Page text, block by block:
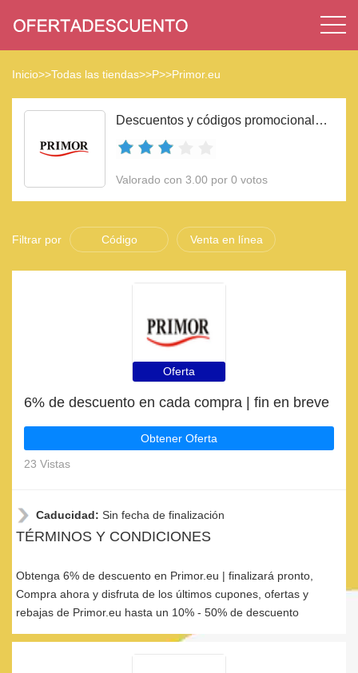
Inicio>>Todas las tiendas>>P>>Primor.eu
Descuentos y códigos promocionales Primor.eu 2023
Valorado con 3.00 por 0 votos
Filtrar por Código Venta en línea
Oferta
6% de descuento en cada compra | fin en breve
Obtener Oferta
23 Vistas
Caducidad: Sin fecha de finalización
TÉRMINOS Y CONDICIONES
Obtenga 6% de descuento en Primor.eu | finalizará pronto,
Compra ahora y disfruta de los últimos cupones, ofertas y
rebajas de Primor.eu hasta un 10% - 50% de descuento